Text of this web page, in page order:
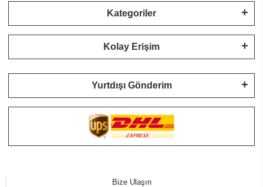
Kategoriler
Kolay Erişim
Yurtdışı Gönderim
Bize Ulaşın